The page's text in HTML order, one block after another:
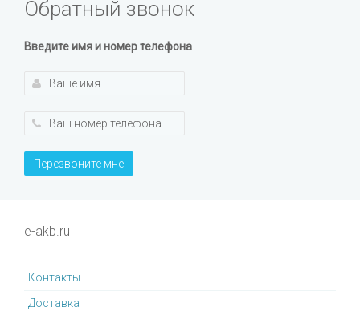
Обратный звонок
Введите имя и номер телефона
Перезвоните мне
e-akb.ru
Контакты
Доставка